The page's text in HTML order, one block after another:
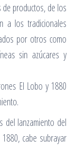
productos, de los
a los tradicionales
por otros como
sin azúcares y
El Lobo y 1880
del lanzamiento del
cabe subrayar